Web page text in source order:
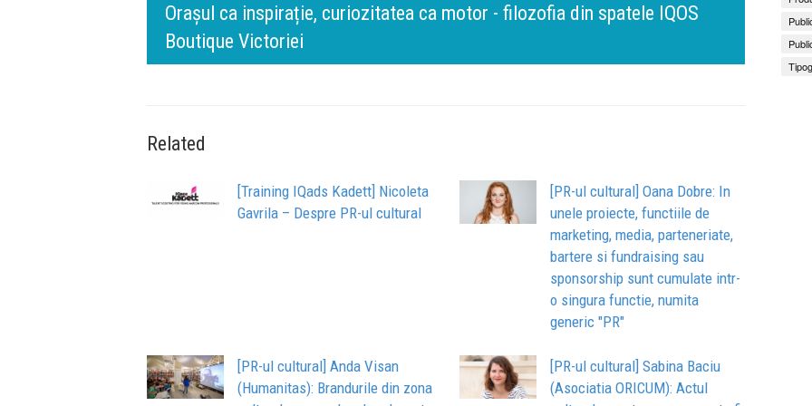
timpului” este să inovăm constant, dar cu aceeași responsabilitate față
de oameni, siguranță și calitate
Related
[Training IQads Kadett] Nicoleta
Gavrila – Despre PR-ul cultural
[PR-ul cultural] Oana Dobre: In
unele proiecte, functiile de
marketing, media, parteneriate,
bartere si fundraising sau
sponsorship sunt cumulate intr-
o singura functie, numita
generic "PR"
[PR-ul cultural] Anda Visan
(Humanitas): Brandurile din zona
[PR-ul cultural] Sabina Baciu
(Asociatia ORICUM): Actul